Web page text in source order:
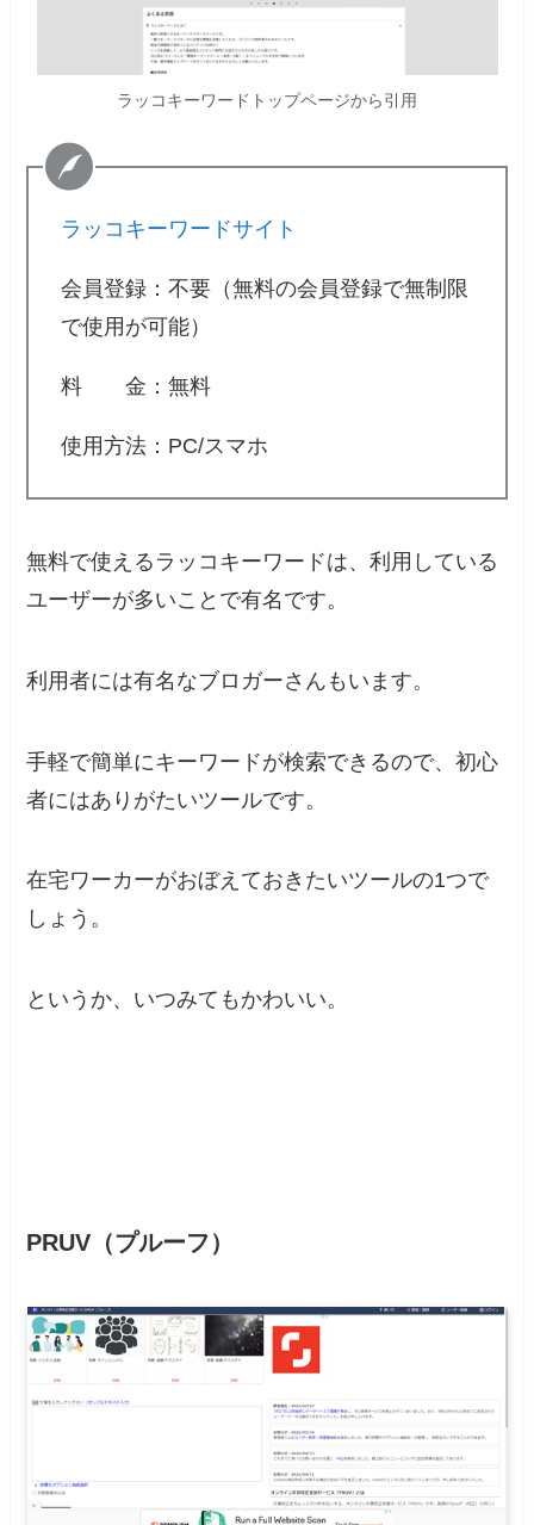
ラッコキーワードトップページから引用
ラッコキーワードサイト
会員登録：不要（無料の会員登録で無制限
で使用が可能）
料 金：無料
使用方法：PC/スマホ
無料で使えるラッコキーワードは、利用している
ユーザーが多いことで有名です。
利用者には有名なブロガーさんもいます。
手軽で簡単にキーワードが検索できるので、初心
者にはありがたいツールです。
在宅ワーカーがおぼえておきたいツールの1つで
しょう。
というか、いつみてもかわいい。
PRUV（プルーフ）